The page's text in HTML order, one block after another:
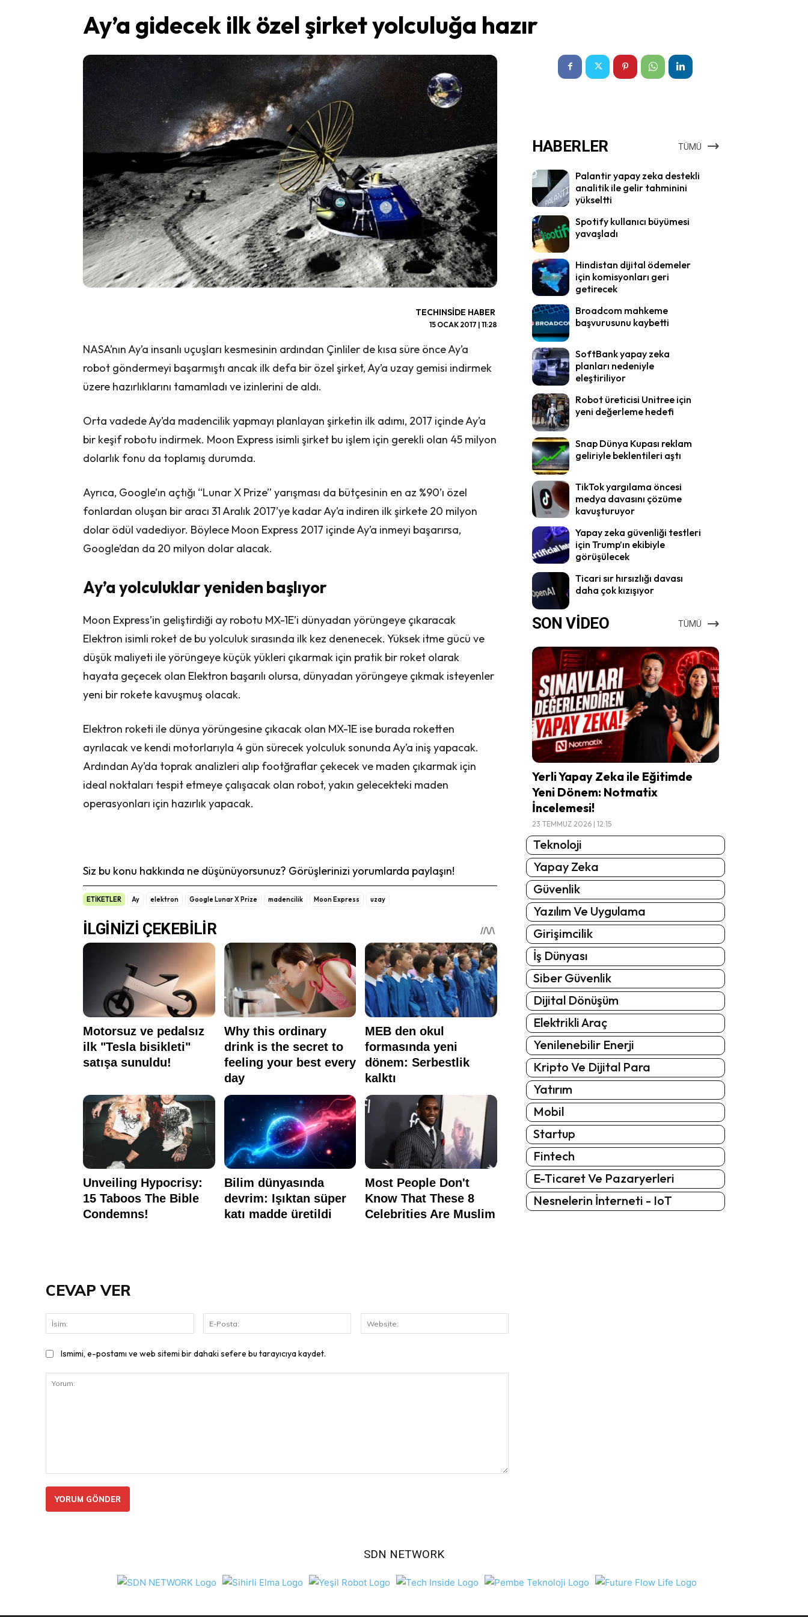
Ay’a gidecek ilk özel şirket yolculuğa hazır
TECHINSIDE HABER
15 OCAK 2017 | 11:28
NASA’nın Ay’a insanlı uçuşları kesmesinin ardından Çinliler de kısa süre önce Ay’a
robot göndermeyi başarmıştı ancak ilk defa bir özel şirket, Ay’a uzay gemisi indirmek
üzere hazırlıklarını tamamladı ve izinlerini de aldı.
Orta vadede Ay’da madencilik yapmayı planlayan şirketin ilk adımı, 2017 içinde Ay’a
bir keşif robotu indirmek. Moon Express isimli şirket bu işlem için gerekli olan 45 milyon
dolarlık fonu da toplamış durumda.
Ayrıca, Google’ın açtığı “Lunar X Prize” yarışması da bütçesinin en az %90’ı özel
fonlardan oluşan bir aracı 31 Aralık 2017’ye kadar Ay’a indiren ilk şirkete 20 milyon
dolar ödül vadediyor. Böylece Moon Express 2017 içinde Ay’a inmeyi başarırsa,
Google’dan da 20 milyon dolar alacak.
Ay’a yolculuklar yeniden başlıyor
Moon Express’in geliştirdiği ay robotu MX-1E’i dünyadan yörüngeye çıkaracak
Elektron isimli roket de bu yolculuk sırasında ilk kez denenecek. Yüksek itme gücü ve
düşük maliyeti ile yörüngeye küçük yükleri çıkarmak için pratik bir roket olarak
hayata geçecek olan Elektron başarılı olursa, dünyadan yörüngeye çıkmak isteyenler
yeni bir rokete kavuşmuş olacak.
Elektron roketi ile dünya yörüngesine çıkacak olan MX-1E ise burada roketten
ayrılacak ve kendi motorlarıyla 4 gün sürecek yolculuk sonunda Ay’a iniş yapacak.
Ardından Ay’da toprak analizleri alıp footğraflar çekecek ve maden çıkarmak için
ideal noktaları tespit etmeye çalışacak olan robot, yakın gelecekteki maden
operasyonları için hazırlık yapacak.
Siz bu konu hakkında ne düşünüyorsunuz? Görüşlerinizi yorumlarda paylaşın!
ETİKETLER Ay elektron Google Lunar X Prize madencilik Moon Express uzay
HABERLER TÜMÜ
Palantir yapay zeka destekli
analitik ile gelir tahminini
yükseltti
Spotify kullanıcı büyümesi
yavaşladı
Hindistan dijital ödemeler
için komisyonları geri
getirecek
Broadcom mahkeme
başvurusunu kaybetti
SoftBank yapay zeka
planları nedeniyle
eleştiriliyor
Robot üreticisi Unitree için
yeni değerleme hedefi
Snap Dünya Kupası reklam
geliriyle beklentileri aştı
TikTok yargılama öncesi
medya davasını çözüme
kavuşturuyor
Yapay zeka güvenliği testleri
için Trump’ın ekibiyle
görüşülecek
Ticari sır hırsızlığı davası
daha çok kızışıyor
SON VİDEO TÜMÜ
Yerli Yapay Zeka ile Eğitimde
Yeni Dönem: Notmatix
İncelemesi!
23 TEMMUZ 2026 | 12:15
Teknoloji
Yapay Zeka
Güvenlik
Yazılım Ve Uygulama
Girişimcilik
İş Dünyası
Siber Güvenlik
Dijital Dönüşüm
Elektrikli Araç
Yenilenebilir Enerji
Kripto Ve Dijital Para
Yatırım
Mobil
Startup
Fintech
E-Ticaret Ve Pazaryerleri
Nesnelerin İnterneti - IoT
CEVAP VER
Posta:
Ismimi, e-postamı ve web sitemi bir dahaki sefere bu tarayıcıya kaydet.
SDN NETWORK